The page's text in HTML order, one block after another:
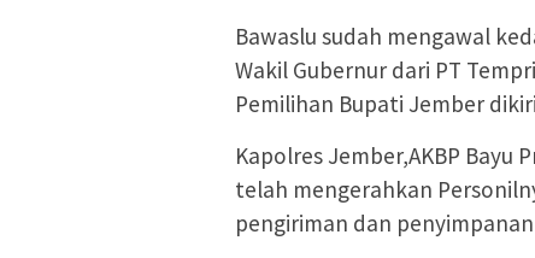
Bawaslu sudah mengawal
Wakil Gubernur dari PT
Pemilihan Bupati Jember
Kapolres Jember,AKBP Bayu
telah mengerahkan
pengiriman dan